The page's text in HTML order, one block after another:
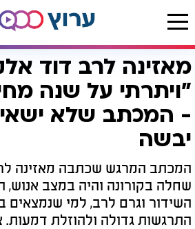
דף הבית יהדות מאזינה לרב דוד אלקיים: "ויתרתי על שנה מחיי בשבילך" - המכתב שלא ישאיר עין אחת יבשה
מאזינה לרב דוד
"ויתרתי על שנה
- המכתב שלא
יבשה
המכתב המרגש שכתבה מאזינה
שחלה בקורונה והיה במצב אנוש,
השידור וגרם לרב, למי שנמצאים
התרגשות גדולה ולהוזלת דמעות.